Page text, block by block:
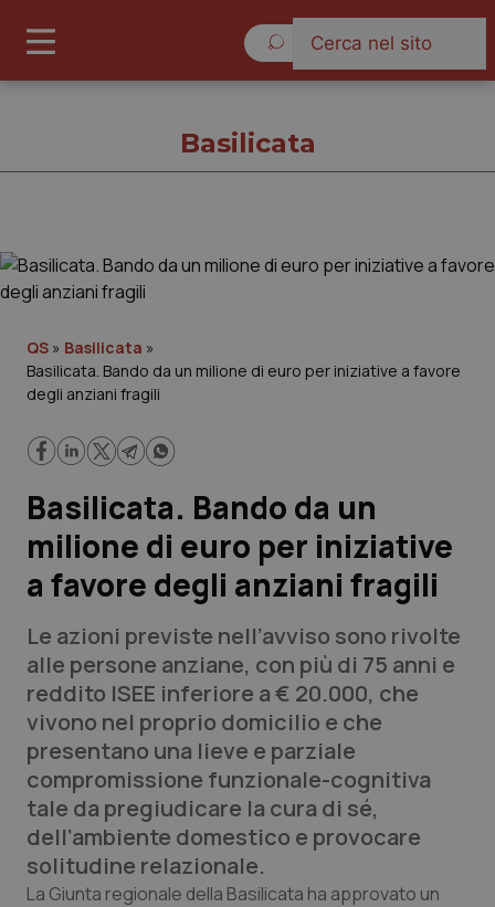
Governo e Parlamento
Regioni e Asl
Lavoro e Professioni
Scienza e Farmaci
Studi e Analisi
Lettere al direttore
Edizioni Regionali
QS Pro
Professionisti Sanitari.AI
Abruzzo
QS Pro Gold
Basilicata
QS » Basilicata »
Basilicata. Bando da un milione di euro per iniziative a favore
degli anziani fragili
Basilicata. Bando da un
milione di euro per iniziative
a favore degli anziani fragili
Le azioni previste nell’avviso sono rivolte
alle persone anziane, con più di 75 anni e
reddito ISEE inferiore a € 20.000, che
vivono nel proprio domicilio e che
presentano una lieve e parziale
compromissione funzionale-cognitiva
tale da pregiudicare la cura di sé,
dell’ambiente domestico e provocare
solitudine relazionale.
La Giunta regionale della Basilicata ha approvato un